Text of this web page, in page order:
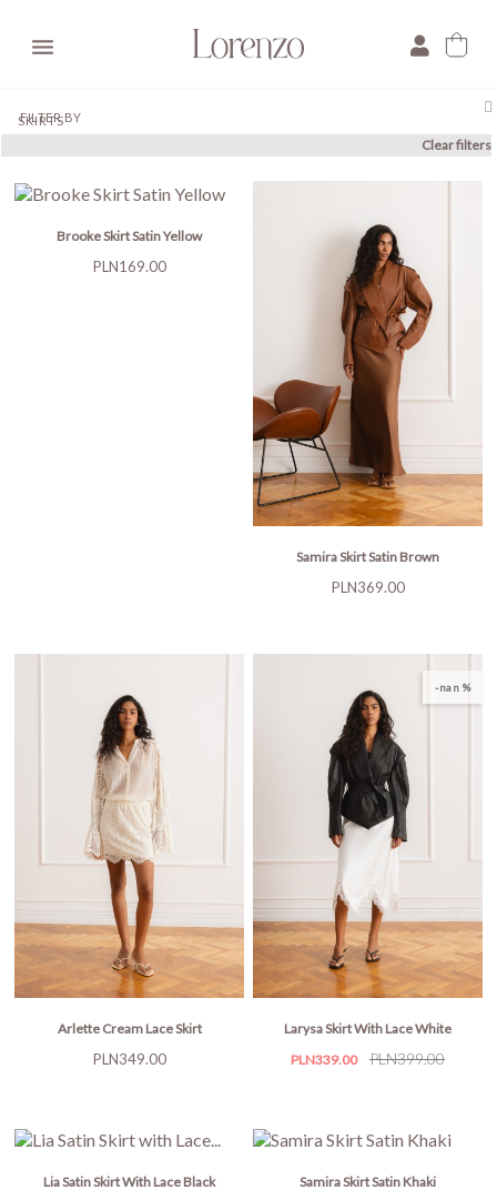

SKIRTS
FILTER BY
Clear filters
Brooke Skirt Satin Yellow
Price
PLN169.00
Samira Skirt Satin Brown
Price
PLN369.00
Arlette Cream Lace Skirt
Price
PLN349.00
-nan %
Larysa Skirt With Lace White
Price
PLN339.00
Regular
PLN399.00
Lia Satin Skirt With Lace Black Samira Skirt Satin Khaki